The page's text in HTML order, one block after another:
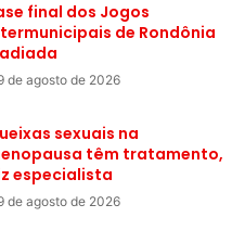
final dos Jogos
de Rondônia
de agosto de 2026
sexuais na
têm tratamento,
especialista
de agosto de 2026